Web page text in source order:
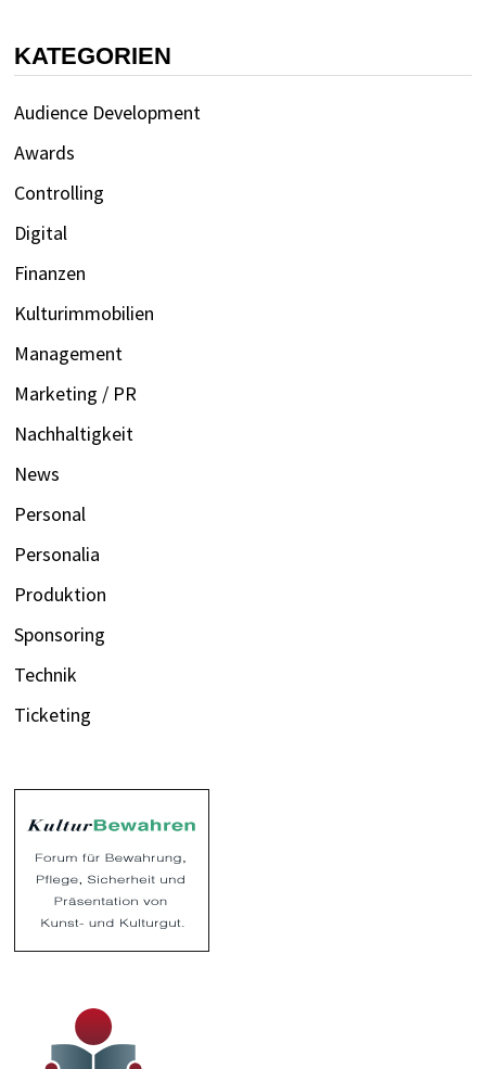
KATEGORIEN
Audience Development
Awards
Controlling
Digital
Finanzen
Kulturimmobilien
Management
Marketing / PR
Nachhaltigkeit
News
Personal
Personalia
Produktion
Sponsoring
Technik
Ticketing